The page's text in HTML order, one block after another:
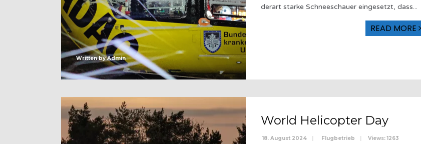
Written byAdmin
derart starke Schneeschauer eingesetzt, dass...
READ MORE
World Helicopter Day
18. August 2024 | Flugbetrieb | Views: 1263